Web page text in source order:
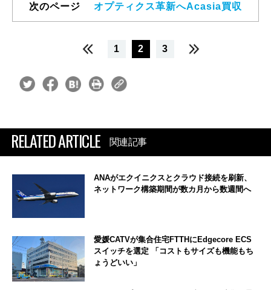
次のページ オプティクス革新へAcasia買収
1 2 3
RELATED ARTICLE 関連記事
ANAがエクイニクスとクラウド接続を刷新、
ネットワーク構築期間が数カ月から数週間へ
愛媛CATVが集合住宅FTTHにEdgecore ECS
スイッチを選定 「コストもサイズも機能もち
ょうどいい」